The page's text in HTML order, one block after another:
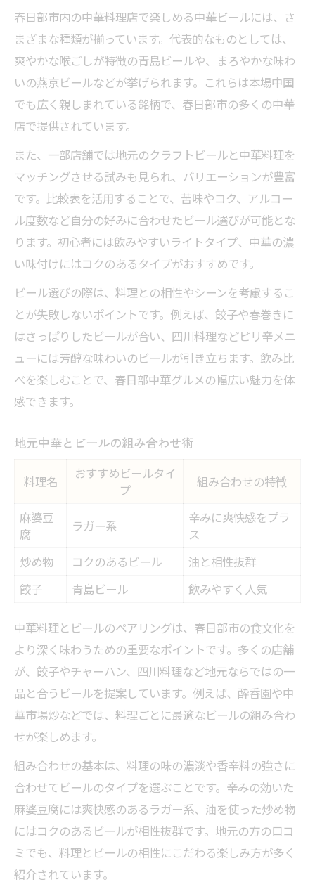
春日部ならではの中華食べ歩き術
中華好きが選ぶ春日部市の注目ポイント
春日部中華の注目ポイント比較表
中華好きが推す春日部の楽しみ方
春日部市で見逃せない中華体験
春日部の中華が人気な理由を解説
食とお酒で満喫する春日部の日常
春日部の中華とビール満喫プラン表
地元で味わう中華の醍醐味とは
中華ビールで楽しむ春日部の夜時間
春日部市の食とお酒の楽しみ方
中華で広がる春日部の日常風景
春日部の中華の奥深さに迫るガイド
中華とビールの相性早見ガイド
春日部中華の奥深さを味わう方法
中華ビールで知る春日部の新世界
春日部ならではの中華文化解説
春日部市内の中華料理店で楽しめる中華ビールには、さ
まざまな種類が揃っています。代表的なものとしては、
爽やかな喉ごしが特徴の青島ビールや、まろやかな味わ
いの燕京ビールなどが挙げられます。これらは本場中国
でも広く親しまれている銘柄で、春日部市の多くの中華
店で提供されています。
また、一部店舗では地元のクラフトビールと中華料理を
マッチングさせる試みも見られ、バリエーションが豊富
です。比較表を活用することで、苦味やコク、アルコー
ル度数など自分の好みに合わせたビール選びが可能とな
ります。初心者には飲みやすいライトタイプ、中華の濃
い味付けにはコクのあるタイプがおすすめです。
ビール選びの際は、料理との相性やシーンを考慮するこ
とが失敗しないポイントです。例えば、餃子や春巻きに
はさっぱりしたビールが合い、四川料理などピリ辛メニ
ューには芳醇な味わいのビールが引き立ちます。飲み比
べを楽しむことで、春日部中華グルメの幅広い魅力を体
感できます。
地元中華とビールの組み合わせ術
料理名
おすすめビールタイ
プ
組み合わせの特徴
麻婆豆
腐
ラガー系
辛みに爽快感をプラ
ス
炒め物
コクのあるビール
油と相性抜群
餃子
青島ビール 飲みやすく人気
中華料理とビールのペアリングは、春日部市の食文化を
より深く味わうための重要なポイントです。多くの店舗
が、餃子やチャーハン、四川料理など地元ならではの一
品と合うビールを提案しています。例えば、酔香園や中
華市場炒などでは、料理ごとに最適なビールの組み合わ
せが楽しめます。
組み合わせの基本は、料理の味の濃淡や香辛料の強さに
合わせてビールのタイプを選ぶことです。辛みの効いた
麻婆豆腐には爽快感のあるラガー系、油を使った炒め物
にはコクのあるビールが相性抜群です。地元の方の口コ
ミでも、料理とビールの相性にこだわる楽しみ方が多く
紹介されています。